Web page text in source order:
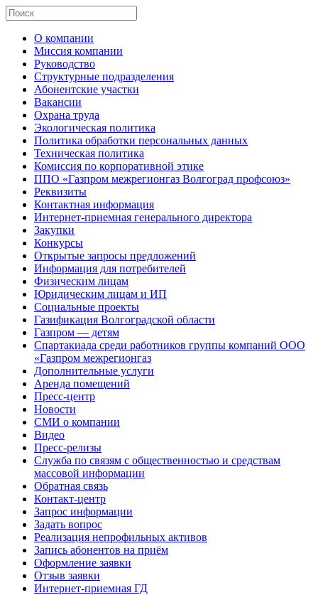
О компании
Миссия компании
Руководство
Структурные подразделения
Абонентские участки
Вакансии
Охрана труда
Экологическая политика
Политика обработки персональных данных
Техническая политика
Комиссия по корпоративной этике
ППО «Газпром межрегионгаз Волгоград профсоюз»
Реквизиты
Контактная информация
Интернет-приемная генерального директора
Закупки
Конкурсы
Открытые запросы предложений
Информация для потребителей
Физическим лицам
Юридическим лицам и ИП
Социальные проекты
Газификация Волгоградской области
Газпром — детям
Спартакиада среди работников группы компаний ООО
«Газпром межрегионгаз
Дополнительные услуги
Аренда помещений
Пресс-центр
Новости
СМИ о компании
Видео
Пресс-релизы
Служба по связям с общественностью и средствам
массовой информации
Обратная связь
Контакт-центр
Запрос информации
Задать вопрос
Реализация непрофильных активов
Запись абонентов на приём
Оформление заявки
Отзыв заявки
Интернет-приемная ГД